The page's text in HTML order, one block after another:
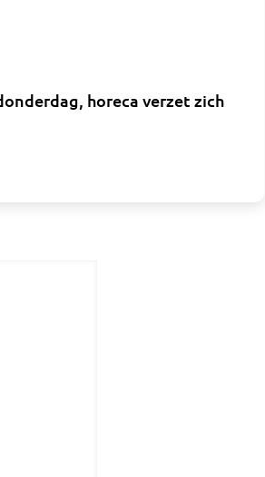
horeca verzet zich